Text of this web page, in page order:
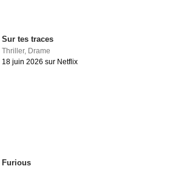
Sur tes traces
Thriller, Drame
18 juin 2026 sur Netflix
Furious